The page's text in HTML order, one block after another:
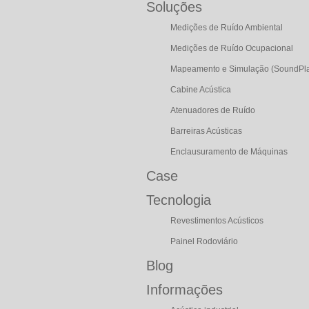
Soluções
Medições de Ruído Ambiental
Medições de Ruído Ocupacional
Mapeamento e Simulação
Cabine Acústica
Atenuadores de Ruído
Barreiras Acústicas
Enclausuramento de Máquinas
Case
Tecnologia
Revestimentos Acústicos
Painel Rodoviário
Blog
Informações